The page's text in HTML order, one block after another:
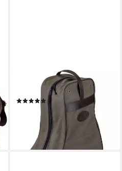
PARFORCE
Freizeittasche Stiefeltasche
(1)
29,99 € UVP 49,99 €
lieferbar - in 4-5 Werktagen bei dir